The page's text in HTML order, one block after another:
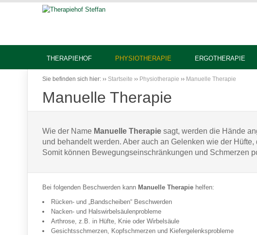
THERAPIEHOF PHYSIOTHERAPIE ERGOTHERAPIE
Sie befinden sich hier: ›› Startseite ›› Physiotherapie ›› Manuelle Therapie
Manuelle Therapie
Wie der Name Manuelle Therapie sagt, werden die Hände
und behandelt werden. Aber auch an Gelenken wie der
Somit können Bewegungseinschränkungen und Schmerzen
Bei folgenden Beschwerden kann Manuelle Therapie helfen:
Rücken- und „Bandscheiben“ Beschwerden
Nacken- und Halswirbelsäulenprobleme
Arthrose, z.B. in Hüfte, Knie oder Wirbelsäule
Gesichtsschmerzen, Kopfschmerzen und Kiefergelenksprobleme